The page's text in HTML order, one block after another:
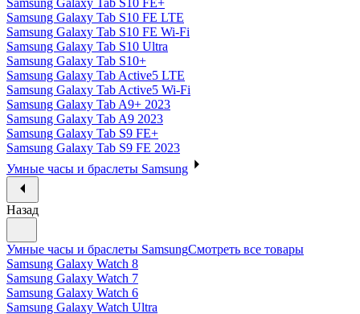
Samsung Galaxy Tab S10 FE+
Samsung Galaxy Tab S10 FE LTE
Samsung Galaxy Tab S10 FE Wi-Fi
Samsung Galaxy Tab S10 Ultra
Samsung Galaxy Tab S10+
Samsung Galaxy Tab Active5 LTE
Samsung Galaxy Tab Active5 Wi-Fi
Samsung Galaxy Tab A9+ 2023
Samsung Galaxy Tab A9 2023
Samsung Galaxy Tab S9 FE+
Samsung Galaxy Tab S9 FE 2023
Умные часы и браслеты Samsung
Назад
Умные часы и браслеты SamsungСмотреть все товары
Samsung Galaxy Watch 8
Samsung Galaxy Watch 7
Samsung Galaxy Watch 6
Samsung Galaxy Watch Ultra